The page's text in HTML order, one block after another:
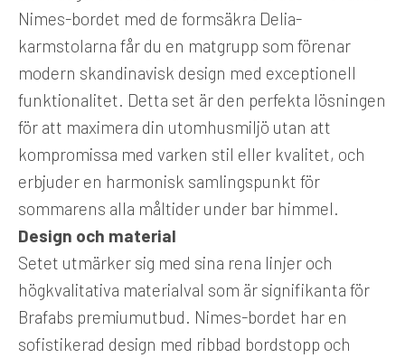
Nimes-bordet med de formsäkra Delia-
karmstolarna får du en matgrupp som förenar
modern skandinavisk design med exceptionell
funktionalitet. Detta set är den perfekta lösningen
för att maximera din utomhusmiljö utan att
kompromissa med varken stil eller kvalitet, och
erbjuder en harmonisk samlingspunkt för
sommarens alla måltider under bar himmel.
Design och material
Setet utmärker sig med sina rena linjer och
högkvalitativa materialval som är signifikanta för
Brafabs premiumutbud. Nimes-bordet har en
sofistikerad design med ribbad bordstopp och